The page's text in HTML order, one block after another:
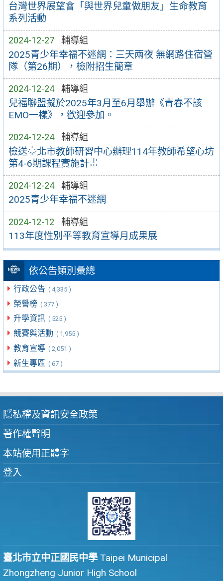
台灣世界展望會「與世界兒童做朋友」生命教育
系列活動
2024-12-27 輔導組
2025青少年幸福不迷網：三天兩夜 無網路住宿營
隊（第26期），檢附招生簡章
2024-12-24 輔導組
兒福聯盟擬於2025年3月至6月舉辦《青春不該
EMO一樣》，歡迎參加。
2024-12-24 輔導組
檢送臺北市教師研習中心辦理114年教師希望心坊
第4-6期課程實施計畫
2024-12-24 輔導組
2025青少年幸福不迷網
2024-12-12 輔導組
113年度性別平等教育宣導月成果展
依公告類別彙總
行政公告 ( 4,335 )
榮譽榜 ( 377 )
升學資訊 ( 525 )
競賽與活動 ( 1,955 )
教育宣導 ( 2,051 )
新生專區 ( 67 )
隱私權及資訊安全政策
著作權聲明
本站使用正體字
登入
臺北市立中正國民中學 Taipei Municipal
Zhongzheng Junior High School